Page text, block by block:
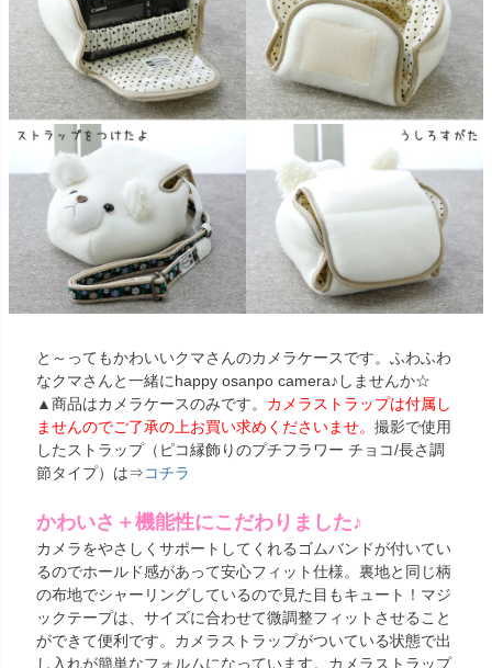
と～ってもかわいいクマさんのカメラケースです。ふわふわ
なクマさんと一緒にhappy osanpo camera♪しませんか☆
▲商品はカメラケースのみです。 カメラストラップは付属し
ませんのでご了承の上お買い求めくださいませ。 撮影で使用
したストラップ（ピコ縁飾りのプチフラワー チョコ/長さ調
節タイプ）は⇒コチラ
かわいさ＋機能性にこだわりました♪
カメラをやさしくサポートしてくれるゴムバンドが付いてい
るのでホールド感があって安心フィット仕様。裏地と同じ柄
の布地でシャーリングしているので見た目もキュート！マジ
ックテープは、サイズに合わせて微調整フィットさせること
ができて便利です。カメラストラップがついている状態で出
し入れが簡単なフォルムになっています。カメラストラップ